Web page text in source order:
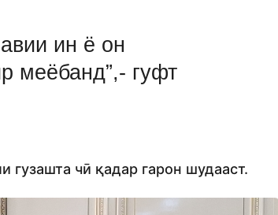
ин ё он
меёбанд”,- гуфт
гузашта чӣ қадар гарон шудааст.